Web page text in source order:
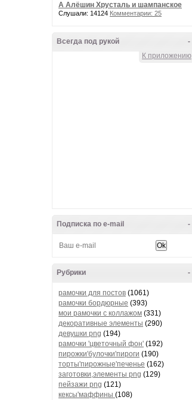
А Алёшин Хрусталь и шампанское
Слушали: 14124 Комментарии: 25
-
Всегда под рукой
К приложению
-
Подписка по e-mail
-
Рубрики
рамочки для постов (1061)
рамочки бордюрные (393)
мои рамочки с коллажом (331)
декоративные элементы (290)
девушки png (194)
рамочки 'цветочный фон' (192)
пирожки'булочки'пироги (190)
торты'пирожные'печенье (162)
заготовки,элементы png (129)
пейзажи png (121)
кексы'маффины (108)